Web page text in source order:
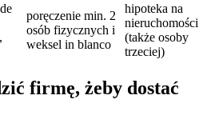
poręczenie min. 2
osób fizycznych i
weksel in blanco
hipoteka na
nieruchomości
(także osoby
trzeciej)
firmę, żeby dostać